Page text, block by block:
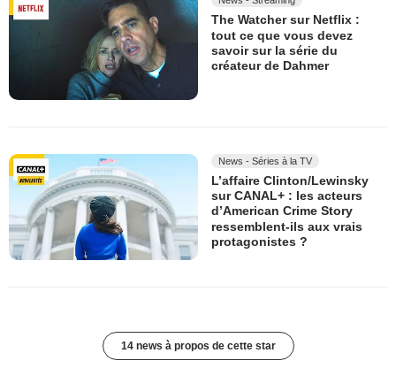
The Watcher sur Netflix :
tout ce que vous devez
savoir sur la série du
créateur de Dahmer
News - Séries à la TV
L’affaire Clinton/Lewinsky
sur CANAL+ : les acteurs
d’American Crime Story
ressemblent-ils aux vrais
protagonistes ?
14 news à propos de cette star